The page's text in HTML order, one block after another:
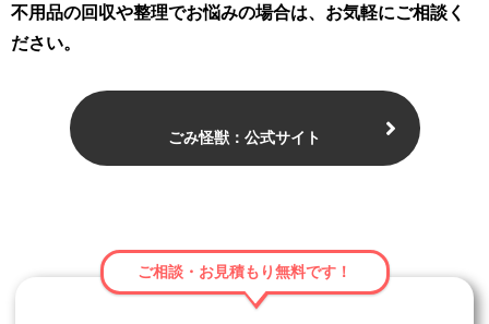
不用品の回収や整理でお悩みの場合は、お気軽にご相談く
ださい。
ごみ怪獣：公式サイト
ご相談・お見積もり無料です！